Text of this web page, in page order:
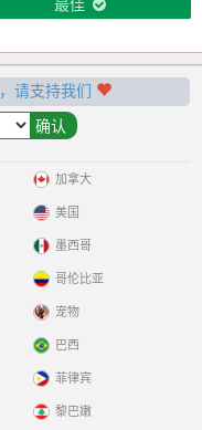
最佳
请支持我们
加拿大
美国
墨西哥
哥伦比亚
宠物
巴西
菲律宾
黎巴嫩